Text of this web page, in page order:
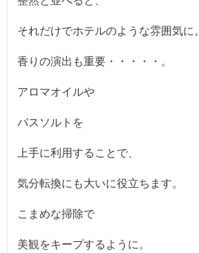
それだけでホテルのような雰囲気に。
香りの演出も重要・・・・・。
アロマオイルや
バスソルトを
上手に利用することで、
気分転換にも大いに役立ちます。
こまめな掃除で
美観をキープするように。